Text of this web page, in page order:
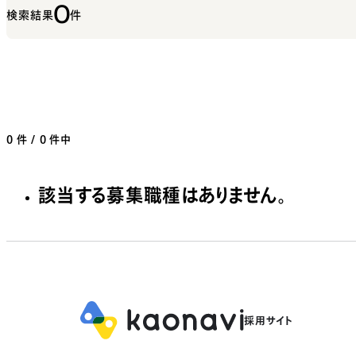
検索結果0件
0 件 / 0 件中
該当する募集職種はありません。